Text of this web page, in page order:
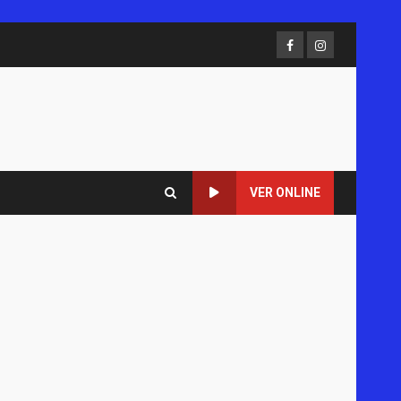
FacebookInstagram
VER ONLINE